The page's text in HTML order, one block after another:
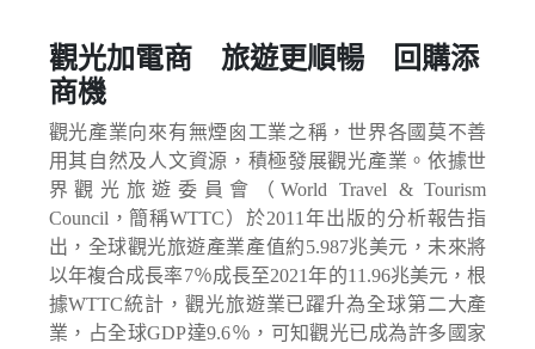
觀光加電商 旅遊更順暢 回購添
商機
觀光產業向來有無煙囪工業之稱，世界各國莫不善
用其自然及人文資源，積極發展觀光產業。依據世
界觀光旅遊委員會（World Travel & Tourism
Council，簡稱WTTC）於2011年出版的分析報告指
出，全球觀光旅遊產業產值約5.987兆美元，未來將
以年複合成長率7％成長至2021年的11.96兆美元，根
據WTTC統計，觀光旅遊業已躍升為全球第二大產
業，占全球GDP達9.6％，可知觀光已成為許多國家